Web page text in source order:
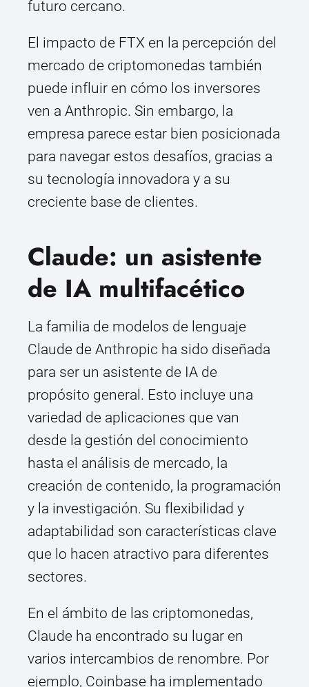
futuro cercano.
El impacto de FTX en la percepción del
mercado de criptomonedas también
puede influir en cómo los inversores
ven a Anthropic. Sin embargo, la
empresa parece estar bien posicionada
para navegar estos desafíos, gracias a
su tecnología innovadora y a su
creciente base de clientes.
Claude: un asistente
de IA multifacético
La familia de modelos de lenguaje
Claude de Anthropic ha sido diseñada
para ser un asistente de IA de
propósito general. Esto incluye una
variedad de aplicaciones que van
desde la gestión del conocimiento
hasta el análisis de mercado, la
creación de contenido, la programación
y la investigación. Su flexibilidad y
adaptabilidad son características clave
que lo hacen atractivo para diferentes
sectores.
En el ámbito de las criptomonedas,
Claude ha encontrado su lugar en
varios intercambios de renombre. Por
ejemplo, Coinbase ha implementado